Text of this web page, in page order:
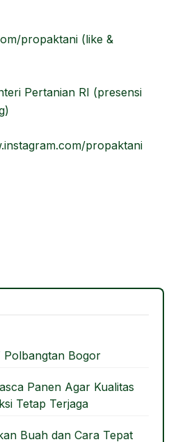
propaktani (like &
Pertanian RI (presensi
propaktani
Polbangtan Bogor
Panen Agar Kualitas
Tetap Terjaga
Buah dan Cara Tepat